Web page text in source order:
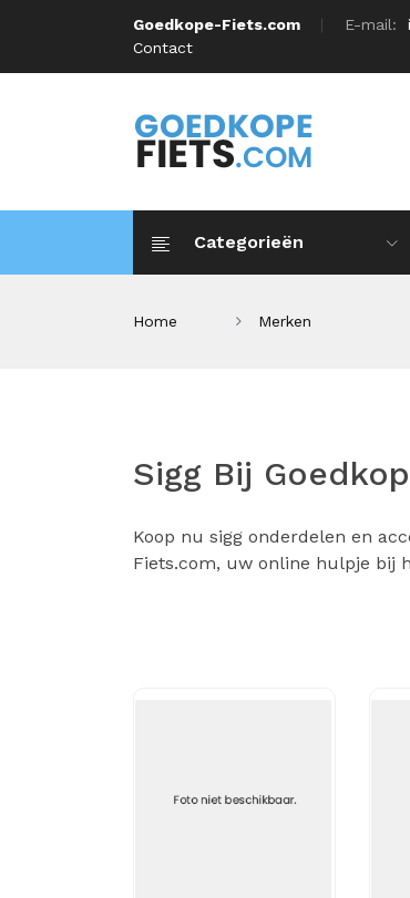
Goedkope-Fiets.com E-mail:
Contact
Categorieën
Home Merken
Sigg Bij
Koop nu sigg onderdelen en
Fiets.com, uw online hulpje bij